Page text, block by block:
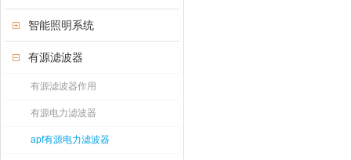
智能照明系统
有源滤波器
有源滤波器作用
有源电力滤波器
apf有源电力滤波器